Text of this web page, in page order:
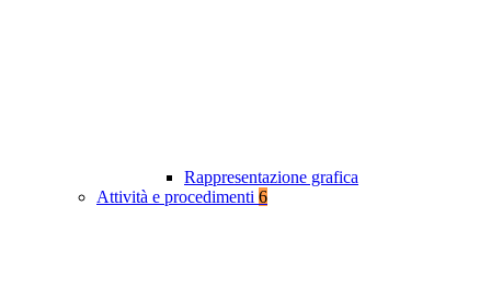
Rappresentazione grafica
Attività e procedimenti 6